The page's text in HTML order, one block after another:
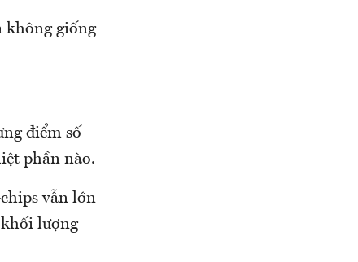
không giống
điểm số
phần nào.
vẫn lớn
lượng